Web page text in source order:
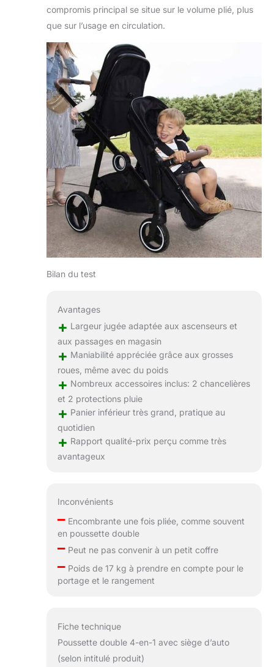
compromis principal se situe sur le volume plié, plus
que sur l’usage en circulation.
Bilan du test
Avantages
+ Largeur jugée adaptée aux ascenseurs et
aux passages en magasin
+ Maniabilité appréciée grâce aux grosses
roues, même avec du poids
+ Nombreux accessoires inclus: 2 chancelières
et 2 protections pluie
+ Panier inférieur très grand, pratique au
quotidien
+ Rapport qualité-prix perçu comme très
avantageux
Inconvénients
–Encombrante une fois pliée, comme souvent
en poussette double
–Peut ne pas convenir à un petit coffre
–Poids de 17 kg à prendre en compte pour le
portage et le rangement
Fiche technique
Poussette double 4-en-1 avec siège d’auto
(selon intitulé produit)